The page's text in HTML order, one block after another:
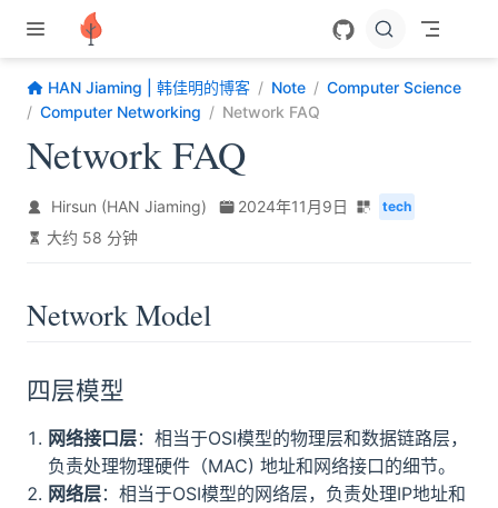
跳至主要內容
HAN Jiaming | 韩佳明的博客 Note
Computer Science
Computer Networking
Network FAQ
Network FAQ
Hirsun (HAN Jiaming) 2024年11月9日 tech
大约 58 分钟
Network Model
四层模型
网络接口层：相当于OSI模型的物理层和数据链路层，
负责处理物理硬件（MAC) 地址和网络接口的细节。
网络层：相当于OSI模型的网络层，负责处理IP地址和